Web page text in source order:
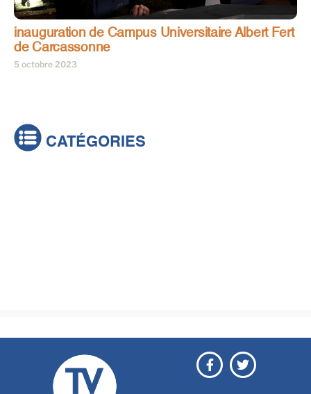
inauguration de Campus Universitaire Albert Fert
de Carcassonne
5 octobre 2023
CATÉGORIES